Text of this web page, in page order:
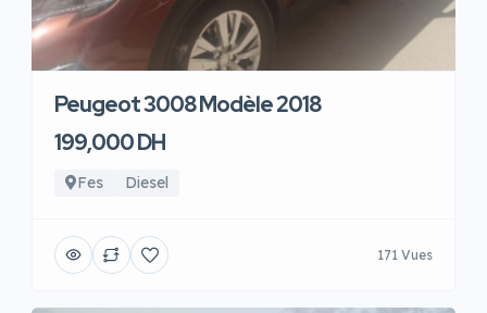
Peugeot 3008 Modèle 2018
199,000 DH
Fes Diesel
171 Vues